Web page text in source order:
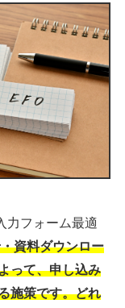
力フォーム最適
資料ダウンロー
って、申し込み
施策です。どれ